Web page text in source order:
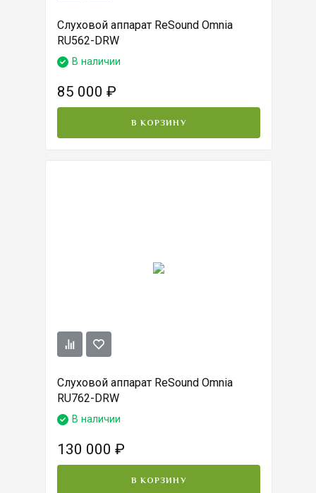
Слуховой аппарат ReSound Omnia
RU562-DRW
В наличии
85 000 ₽
В КОРЗИНУ
Слуховой аппарат ReSound Omnia
RU762-DRW
В наличии
130 000 ₽
В КОРЗИНУ